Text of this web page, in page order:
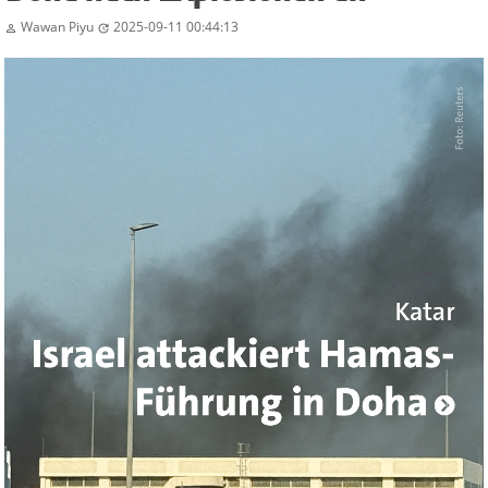
 Wawan Piyu  2025-09-11 00:44:13